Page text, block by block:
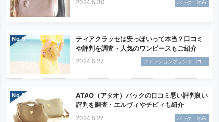
2024.5.30 バック 財布
No.
ティアクラッセは安っぽいって本当？口コミ
や評判を調査・人気のワンピースもご紹介
2024.5.27 ファッションブランド口コ...
No.
ATAO（アタオ）バックの口コミ悪い評判良い
評判を調査・エルヴィやチビィも紹介
2024.5.27 バック 財布